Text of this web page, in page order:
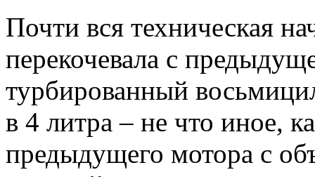
Почти вся техническая
перекочевала с
турбированный
в 4 литра – не что иное,
предыдущего мотора с